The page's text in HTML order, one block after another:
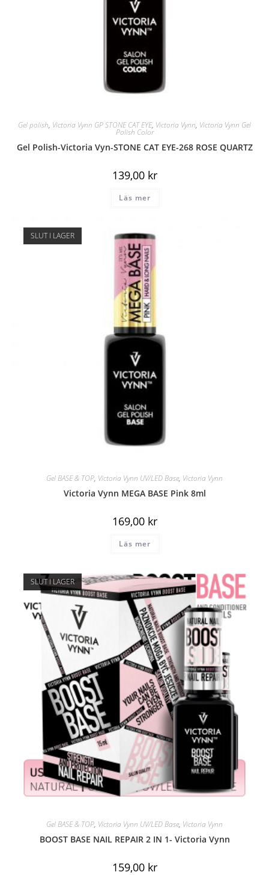
Gel polish, Victoria Vynn GP STONE CAT EYE, Victoria Vynn, Victoria Vynn Gel
Polish Color
Gel Polish-Victoria Vyn-STONE CAT EYE-268 ROSE QUARTZ
139,00 kr
Läs mer
SLUT I LAGER
Gel BASE & TOP, Victoria Vynn UV/LED Base, Victoria Vynn
Victoria Vynn MEGA BASE Pink 8ml
169,00 kr
Läs mer
SLUT I LAGER
Gel BASE & TOP, Victoria Vynn UV/LED Base, Victoria Vynn
BOOST BASE NAIL REPAIR 2 IN 1- Victoria Vynn
159,00 kr